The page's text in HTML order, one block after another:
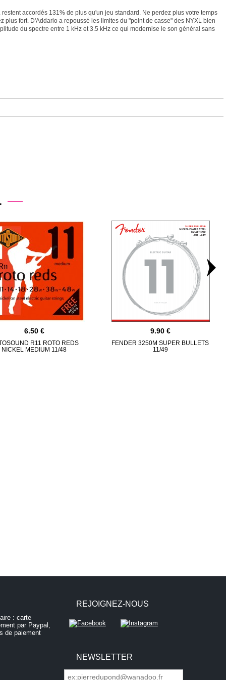
accordés 131% de plus qu'un jeu standard. Ne perdez plus votre temps
fort. D'Addario a repoussé les limites du "point de casse" des NYXL bien
du spectre entre 1 kHz et 3.5 kHz ce qui modernise le son général sans
6.50
R11 ROTO REDS
NICKEL MEDIUM 11/48
9.90
FENDER 3250M SUPER BULLETS
11/49
REJOIGNEZ-NOUS
NEWSLETTER